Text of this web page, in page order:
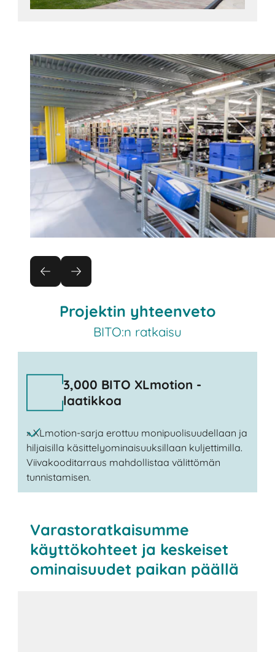
Projektin yhteenveto
BITO:n ratkaisu
3,000 BITO XLmotion -
laatikkoa
» XLmotion-sarja erottuu monipuolisuudellaan ja
hiljaisilla käsittelyominaisuuksillaan kuljettimilla.
Viivakooditarraus mahdollistaa välittömän
tunnistamisen.
Varastoratkaisumme
käyttökohteet ja keskeiset
ominaisuudet paikan päällä